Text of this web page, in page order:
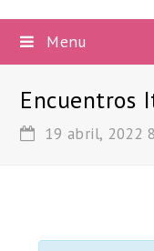
Menu
Encuentros
19 abril, 2022